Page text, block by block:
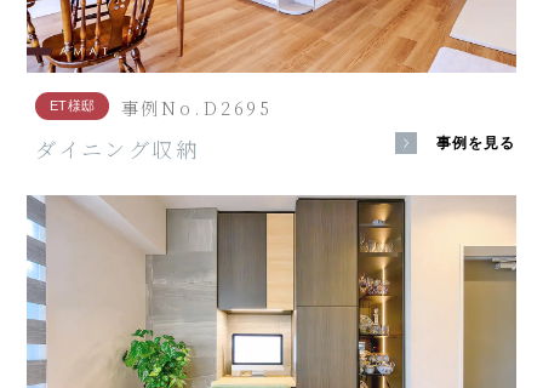
ET様邸 事例No.D2695
ダイニング収納 事例を見る